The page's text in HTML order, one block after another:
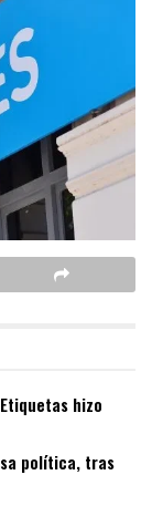
hizo
política, tras